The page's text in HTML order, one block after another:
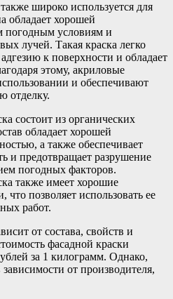
широко используется для
обладает хорошей
погодным условиям и
лучей. Такая краска легко
к поверхности и обладает
этому, акриловые
и обеспечивают
отделку.
состоит из органических
обладает хорошей
а также обеспечивает
и предотвращает разрушение
погодных факторов.
также имеет хорошие
что позволяет использовать ее
работ.
от состава, свойств и
фасадной краски
за 1 килограмм. Однако,
от производителя,